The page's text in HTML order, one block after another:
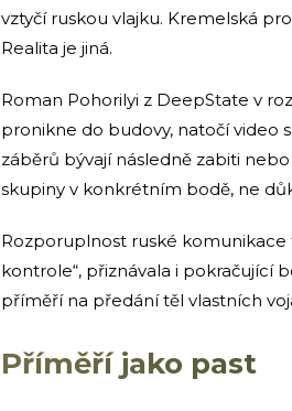
vztyčí ruskou vlajku. Kremelská
Realita je jiná.
Roman Pohorilyi z DeepState v
pronikne do budovy, natočí video
záběrů bývají následně zabiti
skupiny v konkrétním bodě, ne
Rozporuplnost ruské komunikace
kontrole“, přiznávala i pokračující
příměří na předání těl vlastních
Příměří jako past